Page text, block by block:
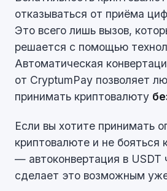
отказываться от приёма
Это всего лишь вызов,
решается с помощью
Автоматическая
от CryptumPay позволяет
принимать криптовалюту
Если вы хотите принимать
криптовалюте и не бояться
— автоконвертация в USDT
сделает это возможным